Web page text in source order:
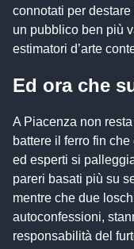
connotati per
un pubblico ben più
estimatori d’arte
Ed ora che
A Piacenza non
battere il ferro fin
ed esperti si
pareri basati più su
mentre che due
autoconfessioni,
responsabilità del